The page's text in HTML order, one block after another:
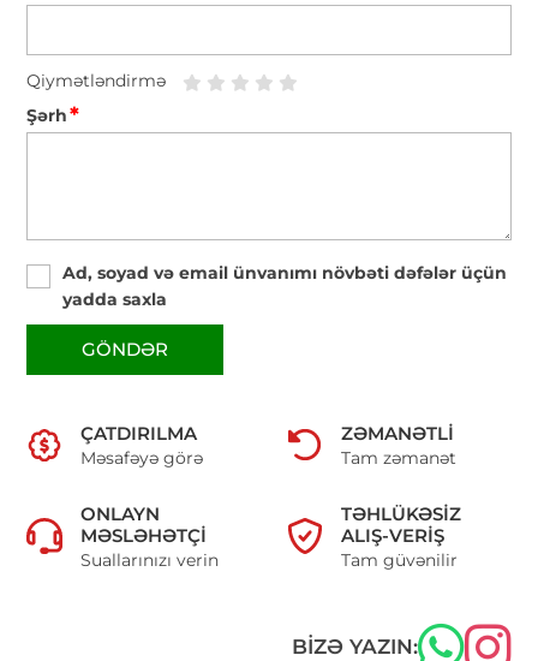
Qiymətləndirmə
Şərh*
Ad, soyad və email ünvanımı növbəti dəfələr üçün
yadda saxla
GÖNDƏR
ÇATDIRILMA
Məsafəyə görə
ZƏMANƏTLI
Tam zəmanət
ONLAYN
MƏSLƏHƏTÇI
Suallarınızı verin
TƏHLÜKƏSIZ
ALIŞ-VERIŞ
Tam güvənilir
BIZƏ YAZIN: